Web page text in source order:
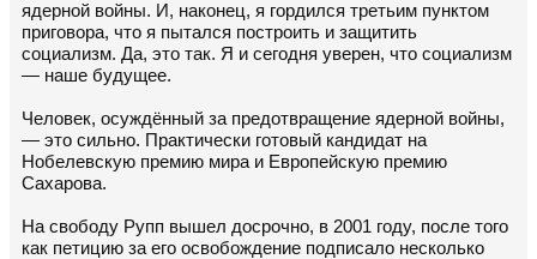
ядерной войны. И, наконец, я гордился третьим пунктом
приговора, что я пытался построить и защитить
социализм. Да, это так. Я и сегодня уверен, что социализм
— наше будущее.
Человек, осуждённый за предотвращение ядерной войны,
— это сильно. Практически готовый кандидат на
Нобелевскую премию мира и Европейскую премию
Сахарова.
На свободу Рупп вышел досрочно, в 2001 году, после того
как петицию за его освобождение подписало несколько